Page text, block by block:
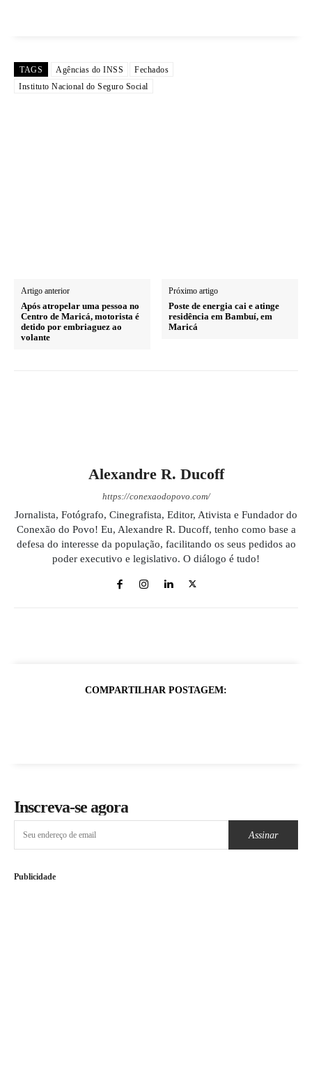
TAGS Agências do INSS
Fechados
Instituto Nacional do Seguro Social
Artigo anterior
Após atropelar uma pessoa no
Centro de Maricá, motorista é
detido por embriaguez ao
volante
Próximo artigo
Poste de energia cai e atinge
residência em Bambuí, em
Maricá
Alexandre R. Ducoff
https://conexaodopovo.com/
Jornalista, Fotógrafo, Cinegrafista, Editor, Ativista e Fundador do
Conexão do Povo! Eu, Alexandre R. Ducoff, tenho como base a
defesa do interesse da população, facilitando os seus pedidos ao
poder executivo e legislativo. O diálogo é tudo!
COMPARTILHAR POSTAGEM:
Inscreva-se agora
Assinar
Publicidade